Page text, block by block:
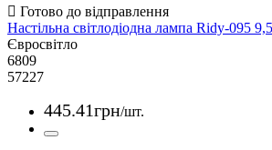
Настільна світлодіодна лампа Ridy-095
Євросвітло
6809
57227
445.41грн/шт.